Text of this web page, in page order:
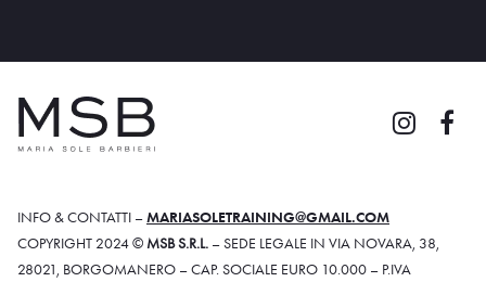
INFO & CONTATTI –MARIASOLETRAINING@GMAIL.COM
COPYRIGHT 2024 © MSB S.R.L. – SEDE LEGALE IN VIA NOVARA, 38,
28021, BORGOMANERO – CAP. SOCIALE EURO 10.000 – P.IVA